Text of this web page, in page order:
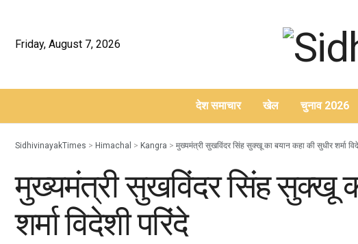
Friday, August 7, 2026
देश समाचार खेल चुनाव 2026
SidhivinayakTimes > Himachal > Kangra > मुख्यमंत्री सुखविंदर सिंह सुक्खू का बयान कहा की सुधीर शर्मा
मुख्यमंत्री सुखविंदर सिंह सुक्खू
शर्मा विदेशी परिंदे